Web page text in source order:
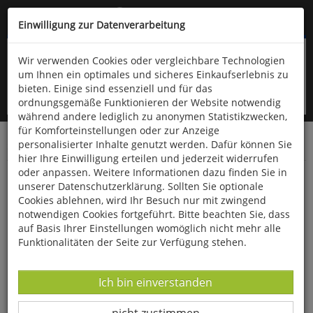
Kompletten Head der Seite überspringen
oder (06766) 9323-960
Startseite Bücher Literatur Diverses
Die Odyssee
Einwilligung zur Datenverarbeitung
Wir verwenden Cookies oder vergleichbare Technologien
um Ihnen ein optimales und sicheres Einkaufserlebnis zu
bieten. Einige sind essenziell und für das
ordnungsgemäße Funktionieren der Website notwendig
während andere lediglich zu anonymen Statistikzwecken,
für Komforteinstellungen oder zur Anzeige
personalisierter Inhalte genutzt werden. Dafür können Sie
hier Ihre Einwilligung erteilen und jederzeit widerrufen
oder anpassen. Weitere Informationen dazu finden Sie in
unserer Datenschutzerklärung. Sollten Sie optionale
Cookies ablehnen, wird Ihr Besuch nur mit zwingend
notwendigen Cookies fortgeführt. Bitte beachten Sie, dass
auf Basis Ihrer Einstellungen womöglich nicht mehr alle
Funktionalitäten der Seite zur Verfügung stehen.
Datenverarbeitung -
Ich bin einverstanden